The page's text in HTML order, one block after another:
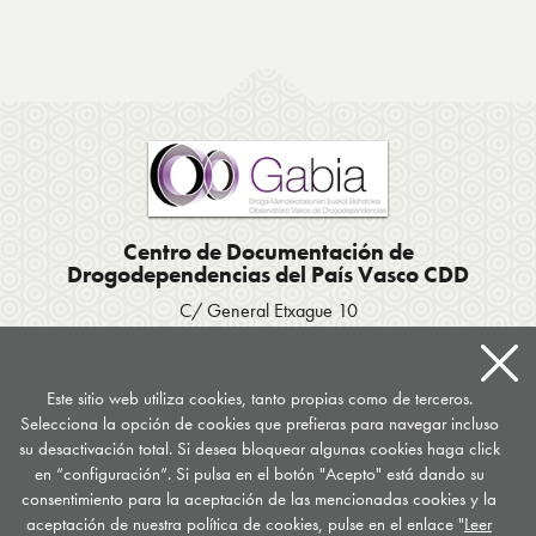
Centro de Documentación de
Drogodependencias del País Vasco CDD
C/ General Etxague 10
Apartado postal 667
documentacion@drogomedia.com
Síguenos en...
Este sitio web utiliza cookies, tanto propias como de terceros.
Selecciona la opción de cookies que prefieras para navegar incluso
su desactivación total. Si desea bloquear algunas cookies haga click
en “configuración”. Si pulsa en el botón "Acepto" está dando su
consentimiento para la aceptación de las mencionadas cookies y la
aceptación de nuestra política de cookies, pulse en el enlace "Leer